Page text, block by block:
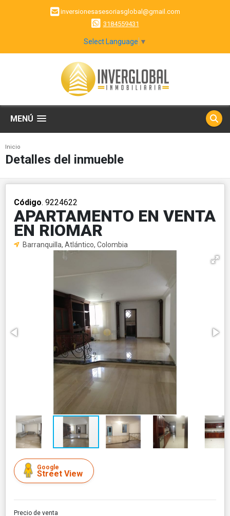
inversionesasesoriasglobal@gmail.com
3184559431
Select Language ▼
MENÚ
Inicio
Detalles del inmueble
Código. 9224622
APARTAMENTO EN VENTA
EN RIOMAR
Barranquilla, Atlántico, Colombia
Google
Street View
Precio de venta